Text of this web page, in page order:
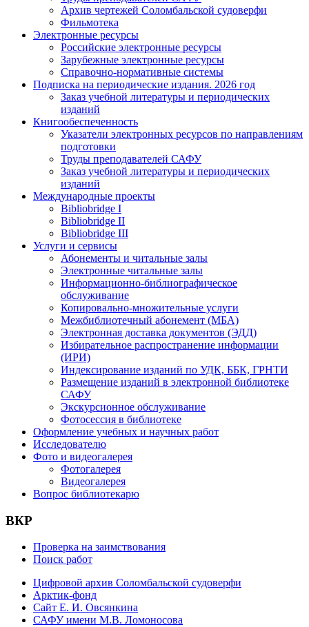
Архив чертежей Соломбальской судоверфи
Фильмотека
Электронные ресурсы
Российские электронные ресурсы
Зарубежные электронные ресурсы
Справочно-нормативные системы
Подписка на периодические издания. 2026 год
Заказ учебной литературы и периодических
изданий
Книгообеспеченность
Указатели электронных ресурсов по направлениям
подготовки
Труды преподавателей САФУ
Заказ учебной литературы и периодических
изданий
Международные проекты
Bibliobridge I
Bibliobridge II
Bibliobridge III
Услуги и сервисы
Абонементы и читальные залы
Электронные читальные залы
Информационно-библиографическое
обслуживание
Копировально-множительные услуги
Межбиблиотечный абонемент (МБА)
Электронная доставка документов (ЭДД)
Избирательное распространение информации
(ИРИ)
Индексирование изданий по УДК, ББК, ГРНТИ
Размещение изданий в электронной библиотеке
САФУ
Экскурсионное обслуживание
Фотосессия в библиотеке
Оформление учебных и научных работ
Исследователю
Фото и видеогалерея
Фотогалерея
Видеогалерея
Вопрос библиотекарю
ВКР
Проверка на заимствования
Поиск работ
Цифровой архив Соломбальской судоверфи
Арктик-фонд
Сайт Е. И. Овсянкина
САФУ имени М.В. Ломоносова